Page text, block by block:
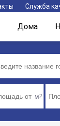
Служба
Дома
м2